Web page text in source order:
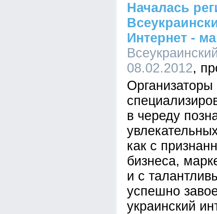
Началась
Интернет -
08.02.2012
в череду
как с
бизнеса,
и с
успешно
украинский